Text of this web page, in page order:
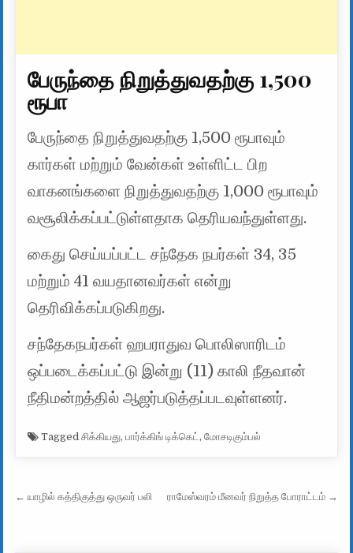
பேருந்தை நிறுத்துவதற்கு 1,500
ரூபா
பேருந்தை நிறுத்துவதற்கு 1,500 ரூபாவும்
கார்கள் மற்றும் வேன்கள் உள்ளிட்ட பிற
வாகனங்களை நிறுத்துவதற்கு 1,000 ரூபாவும்
வசூலிக்கப்பட்டுள்ளதாக தெரியவந்துள்ளது.
கைது செய்யப்பட்ட சந்தேக நபர்கள் 34, 35
மற்றும் 41 வயதானவர்கள் என்று
தெரிவிக்கப்படுகிறது.
சந்தேகநபர்கள் ஹபராதுவ பொலிஸாரிடம்
ஒப்படைக்கப்பட்டு இன்று (11) காலி நீதவான்
நீதிமன்றத்தில் ஆஜர்படுத்தப்படவுள்ளனர்.
Taggedசிக்கியது,பார்க்கிங் டிக்கெட்,மோசடிகும்பல்
Post navigation
← யாழில் கத்திகுத்து ஒருவர் பலி ராமேஸ்வரம் மீனவர் நிறுத்த போராட்டம் →